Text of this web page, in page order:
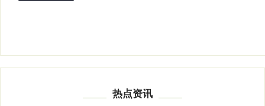
热点资讯